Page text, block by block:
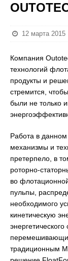
12 марта 2015
Компания
технологий
продукты и
стремится,
были не только
Работа в
механизмы и
претерпело, в
роторно-
во
пульпы,
необходимого
кинетическую
традиционным